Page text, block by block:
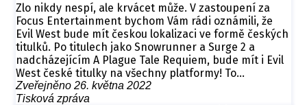
Zlo nikdy nespí, ale krvácet může. V zastoupení za
Focus Entertainment bychom Vám rádi oznámili, že
Evil West bude mít českou lokalizaci ve formě českých
titulků. Po titulech jako Snowrunner a Surge 2 a
nadcházejícím A Plague Tale Requiem, bude mít i Evil
West české titulky na všechny platformy! To…
Zveřejněno 26. května 2022
Tisková zpráva